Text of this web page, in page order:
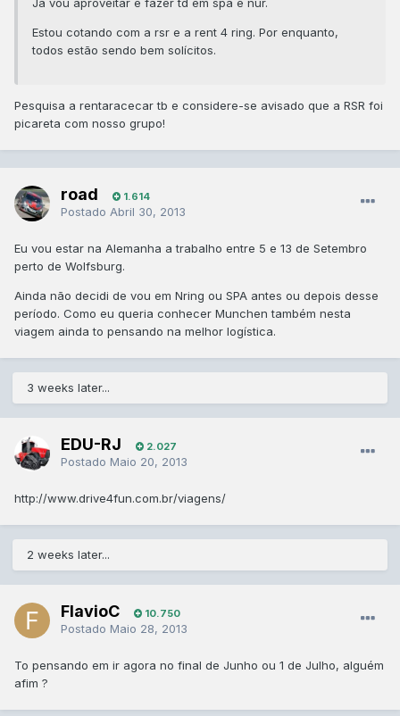
Já vou aproveitar e fazer td em spa e nur.
Estou cotando com a rsr e a rent 4 ring. Por enquanto,
todos estão sendo bem solícitos.
Pesquisa a rentaracecar tb e considere-se avisado que a RSR foi
picareta com nosso grupo!
road 1.614
Postado Abril 30, 2013
Eu vou estar na Alemanha a trabalho entre 5 e 13 de Setembro
perto de Wolfsburg.
Ainda não decidi de vou em Nring ou SPA antes ou depois desse
período. Como eu queria conhecer Munchen também nesta
viagem ainda to pensando na melhor logística.
3 weeks later...
EDU-RJ 2.027
Postado Maio 20, 2013
http://www.drive4fun.com.br/viagens/
2 weeks later...
FlavioC 10.750
Postado Maio 28, 2013
To pensando em ir agora no final de Junho ou 1 de Julho, alguém
afim ?